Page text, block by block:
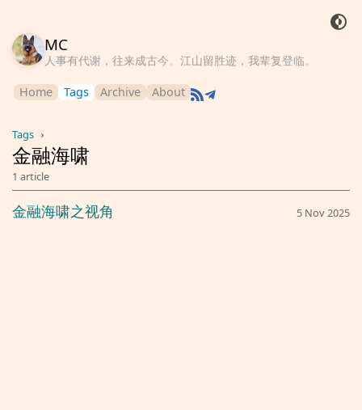
MC
人事有代谢，往来成古今。江山留胜迹，我辈复登临。
Home Tags Archive About
Tags ›
金融海啸
1 article
金融海啸之视角 5 Nov 2025